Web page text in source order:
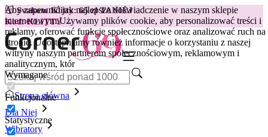
Aby zapewnić jak najlepsze doświadczenie w naszym sklepie
internetowym.Używamy plików cookie, aby personalizować treści i
reklamy, oferować funkcje społecznościowe oraz analizować ruch na
stronie. Udostępniamy również informacje o korzystaniu z naszej
witryny naszym partnerom społecznościowym, reklamowym i
analitycznym, któr
Wymagane
Funkcjonalne
Statystyczne
😽Svakom Klitty: 65 zł TANIEJ
Kod: KLITTY →
Strona główna
Dla Niej
Wibratory